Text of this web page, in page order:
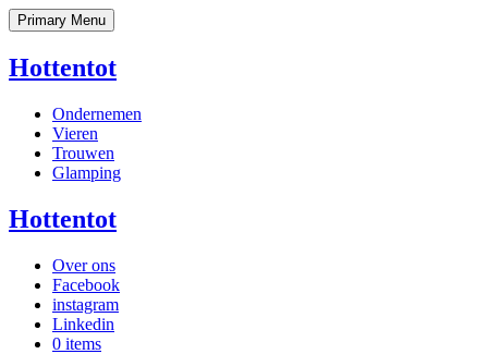
Skip
to
content
Primary Menu
Hottentot
Ondernemen
Vieren
Trouwen
Glamping
Hottentot
Over ons
Facebook
instagram
Linkedin
0 items